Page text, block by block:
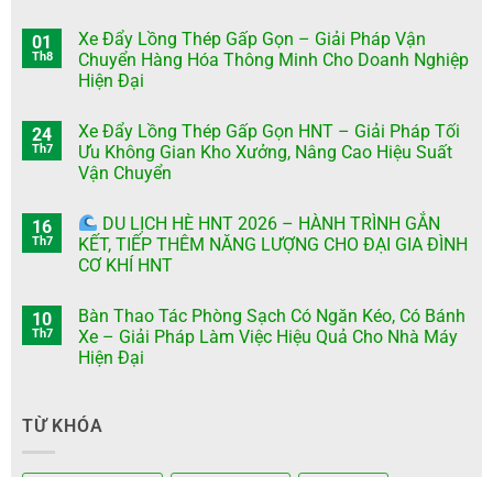
01
Th8
Xe Đẩy Lồng Thép Gấp Gọn – Giải Pháp Vận
Chuyển Hàng Hóa Thông Minh Cho Doanh Nghiệp
Hiện Đại
24
Th7
Xe Đẩy Lồng Thép Gấp Gọn HNT – Giải Pháp Tối
Ưu Không Gian Kho Xưởng, Nâng Cao Hiệu Suất
Vận Chuyển
16
Th7
DU LỊCH HÈ HNT 2026 – HÀNH TRÌNH GẮN
KẾT, TIẾP THÊM NĂNG LƯỢNG CHO ĐẠI GIA ĐÌNH
CƠ KHÍ HNT
10
Th7
Bàn Thao Tác Phòng Sạch Có Ngăn Kéo, Có Bánh
Xe – Giải Pháp Làm Việc Hiệu Quả Cho Nhà Máy
Hiện Đại
TỪ KHÓA